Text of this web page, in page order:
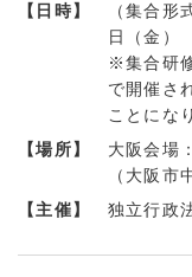
【日時】
（集合
日（金）
※集合研
で開催さ
ことにな
【場所】
大阪会場
（大阪市
【主催】
独立行政